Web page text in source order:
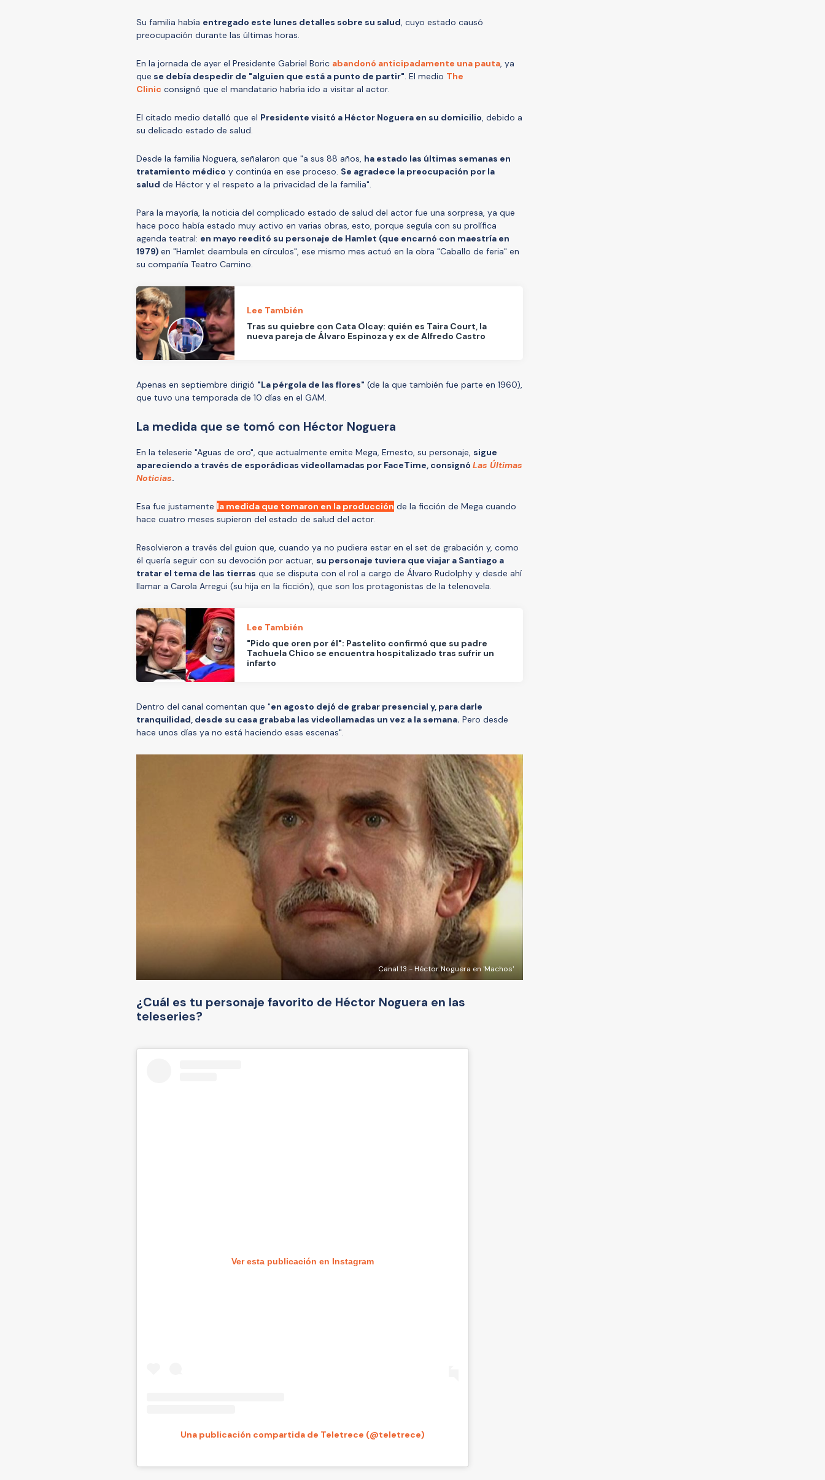
Su familia había entregado este lunes detalles sobre su salud, cuyo estado causó
preocupación durante las últimas horas.
En la jornada de ayer el Presidente Gabriel Boric abandonó anticipadamente una pauta, ya
que se debía despedir de "alguien que está a punto de partir". El medio The
Clinic consignó que el mandatario habría ido a visitar al actor.
El citado medio detalló que el Presidente visitó a Héctor Noguera en su domicilio, debido a
su delicado estado de salud.
Desde la familia Noguera, señalaron que "a sus 88 años, ha estado las últimas semanas en
tratamiento médico y continúa en ese proceso. Se agradece la preocupación por la
salud de Héctor y el respeto a la privacidad de la familia".
Para la mayoría, la noticia del complicado estado de salud del actor fue una sorpresa, ya que
hace poco había estado muy activo en varias obras, esto, porque seguía con su prolífica
agenda teatral: en mayo reeditó su personaje de Hamlet (que encarnó con maestría en
1979) en "Hamlet deambula en círculos", ese mismo mes actuó en la obra "Caballo de feria" en
su compañía Teatro Camino.
Lee También
Tras su quiebre con Cata Olcay: quién es Taira Court, la
nueva pareja de Álvaro Espinoza y ex de Alfredo Castro
Apenas en septiembre dirigió "La pérgola de las flores" (de la que también fue parte en 1960),
que tuvo una temporada de 10 días en el GAM.
La medida que se tomó con Héctor Noguera
En la teleserie "Aguas de oro", que actualmente emite Mega, Ernesto, su personaje, sigue
apareciendo a través de esporádicas videollamadas por FaceTime, consignó Las Últimas
Noticias.
Esa fue justamente la medida que tomaron en la producción de la ficción de Mega cuando
hace cuatro meses supieron del estado de salud del actor.
Resolvieron a través del guion que, cuando ya no pudiera estar en el set de grabación y, como
él quería seguir con su devoción por actuar, su personaje tuviera que viajar a Santiago a
tratar el tema de las tierras que se disputa con el rol a cargo de Álvaro Rudolphy y desde ahí
llamar a Carola Arregui (su hija en la ficción), que son los protagonistas de la telenovela.
Lee También
"Pido que oren por él": Pastelito confirmó que su padre
Tachuela Chico se encuentra hospitalizado tras sufrir un
infarto
Dentro del canal comentan que "en agosto dejó de grabar presencial y, para darle
tranquilidad, desde su casa grababa las videollamadas un vez a la semana. Pero desde
hace unos días ya no está haciendo esas escenas".
Canal 13 - Héctor Noguera en 'Machos'
¿Cuál es tu personaje favorito de Héctor Noguera en las
teleseries?
Ver esta publicación en Instagram
Una publicación compartida de Teletrece (@teletrece)